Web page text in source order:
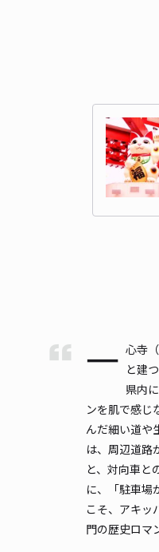
一 心寺
と建
県内
ンを肌で感じ
んだ細い道や
は、周辺道路
と、対向車と
に、「駐車場
こそ、アキッ
門の歴史ロマ